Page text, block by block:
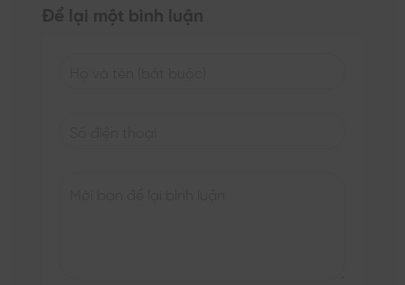
Để lại một bình luận